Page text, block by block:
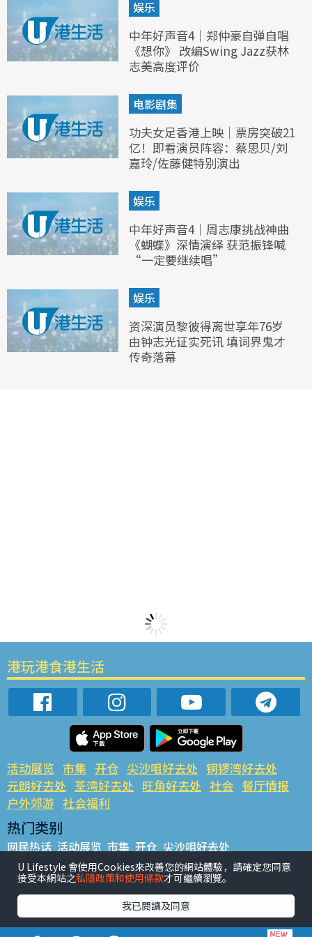
娱乐
中年好声音4｜郑仲豪自弹自唱
《想你》 改编Swing Jazz获林
志美高度评价
电影剧集
功夫女足香港上映｜票房突破21
亿！即看演员阵容：蔡思贝/刘
嘉玲/佐藤健特别演出
娱乐
中年好声音4｜周志康挑战神曲
《蝴蝶》深情演绎 获范振锋喊
“一定要继续唱”
娱乐
资深演员黎彼得离世享年76岁
由钟志光证实死讯 填词界鬼才
传奇落幕
港玩港食港生活
活动展览 市集 开仓 尖沙咀好去处 铜锣湾好去处
元朗好去处 荃湾好去处 旺角好去处 社会 餐厅情报
户外郊游 社会福利
热门类别
网民热话 活动展览 市集 开仓 尖沙咀好去处
铜锣湾好去处 元朗好去处 荃湾好去处 旺角好去处 社会
餐厅情报 户外郊游
热门标签
#UGO揾好去处 #人气活动推介 #美食社群热话
U Lifestyle 會使用Cookies來改善您的網站體驗，請確定您同意
接受本網站之私隱政策和使用條款才可繼續瀏覽。
我已閱讀及同意